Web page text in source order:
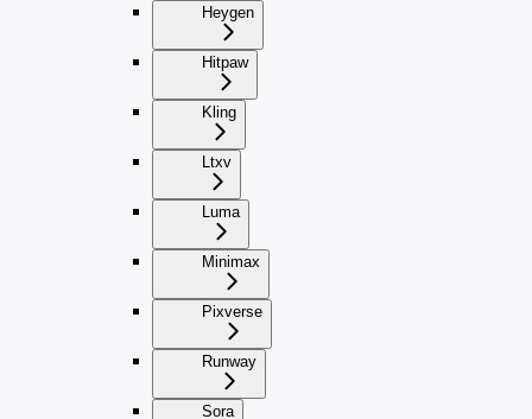
Heygen
Hitpaw
Kling
Ltxv
Luma
Minimax
Pixverse
Runway
Sora